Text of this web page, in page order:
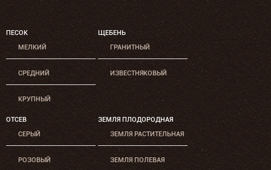
ПЕСОК
МЕЛКИЙ
СРЕДНИЙ
КРУПНЫЙ
ЩЕБЕНЬ
ГРАНИТНЫЙ
ИЗВЕСТНЯКОВЫЙ
ОТСЕВ
СЕРЫЙ
РОЗОВЫЙ
ЗЕМЛЯ ПЛОДОРОДНАЯ
ЗЕМЛЯ РАСТИТЕЛЬНАЯ
ЗЕМЛЯ ПОЛЕВАЯ